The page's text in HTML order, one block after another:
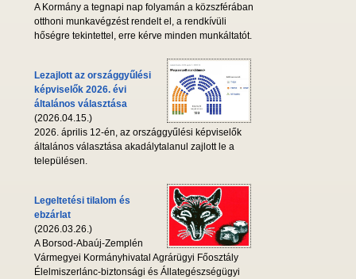
A Kormány a tegnapi nap folyamán a közszférában
otthoni munkavégzést rendelt el, a rendkívüli
hőségre tekintettel, erre kérve minden munkáltatót.
Lezajlott az országgyűlési
képviselők 2026. évi
általános választása
(2026.04.15.)
2026. április 12-én, az országgyűlési képviselők
általános választása akadálytalanul zajlott le a
településen.
Legeltetési tilalom és
ebzárlat
(2026.03.26.)
A Borsod-Abaúj-Zemplén
Vármegyei Kormányhivatal Agrárügyi Főosztály
Élelmiszerlánc-biztonsági és Állategészségügyi